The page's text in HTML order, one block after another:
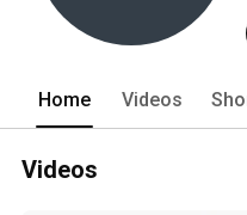
Home Videos
Videos